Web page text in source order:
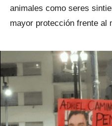
animales como seres
mayor protección frente al